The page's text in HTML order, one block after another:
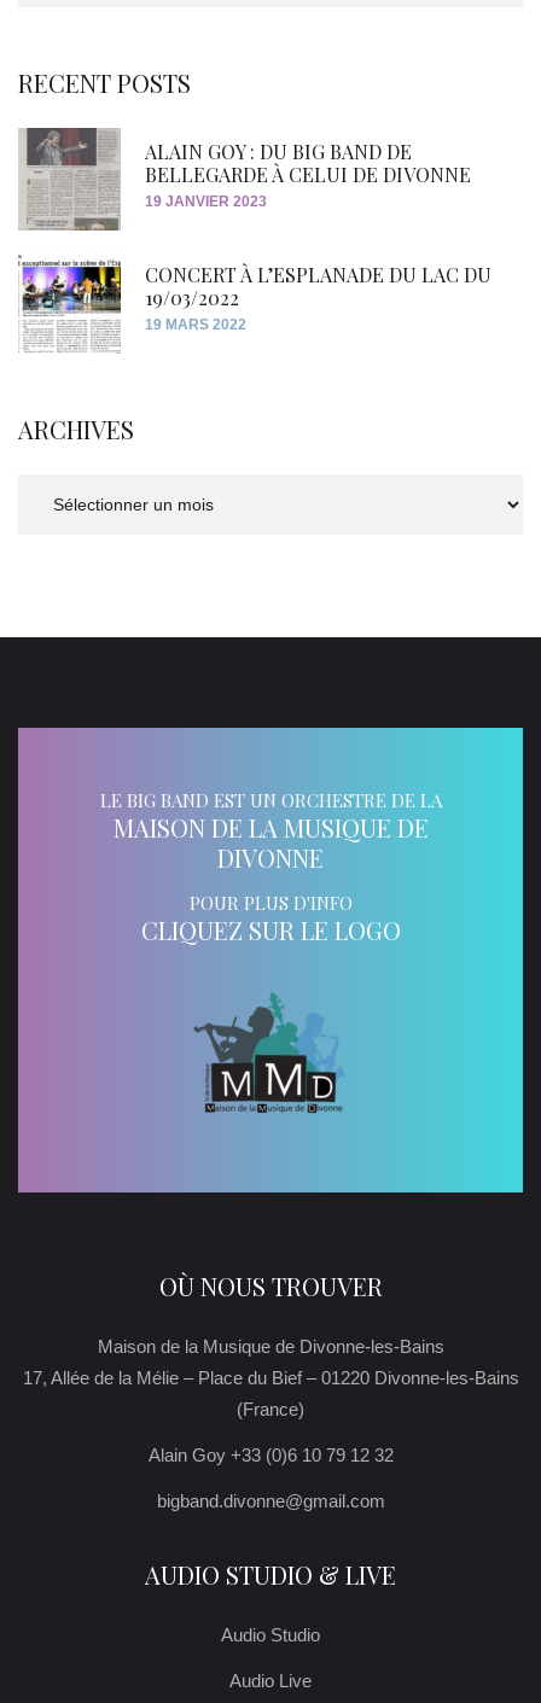
RECENT POSTS
ALAIN GOY : DU BIG BAND DE
BELLEGARDE À CELUI DE DIVONNE
19 JANVIER 2023
CONCERT À L’ESPLANADE DU LAC DU
19/03/2022
19 MARS 2022
ARCHIVES
LE BIG BAND EST UN ORCHESTRE DE LA
MAISON DE LA MUSIQUE DE
DIVONNE
POUR PLUS D'INFO
CLIQUEZ SUR LE LOGO
OÙ NOUS TROUVER
Maison de la Musique de Divonne-les-Bains
17, Allée de la Mélie – Place du Bief – 01220 Divonne-les-Bains
(France)
Alain Goy +33 (0)6 10 79 12 32
bigband.divonne@gmail.com
AUDIO STUDIO & LIVE
Audio Studio
Audio Live